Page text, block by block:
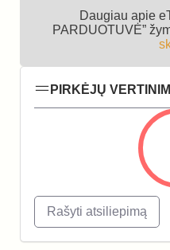
Daugiau apie
PARDUOTUVĖ”
PIRKĖJŲ
Rašyti atsiliepimą